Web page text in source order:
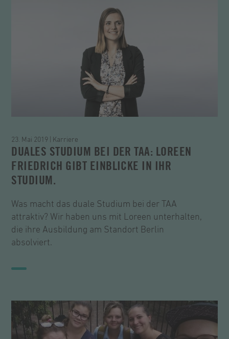
23. Mai 2019 | Karriere
DUALES STUDIUM BEI DER TAA: LOREEN
FRIEDRICH GIBT EINBLICKE IN IHR
STUDIUM.
Was macht das duale Studium bei der TAA
attraktiv? Wir haben uns mit Loreen unterhalten,
die ihre Ausbildung am Standort Berlin
absolviert.